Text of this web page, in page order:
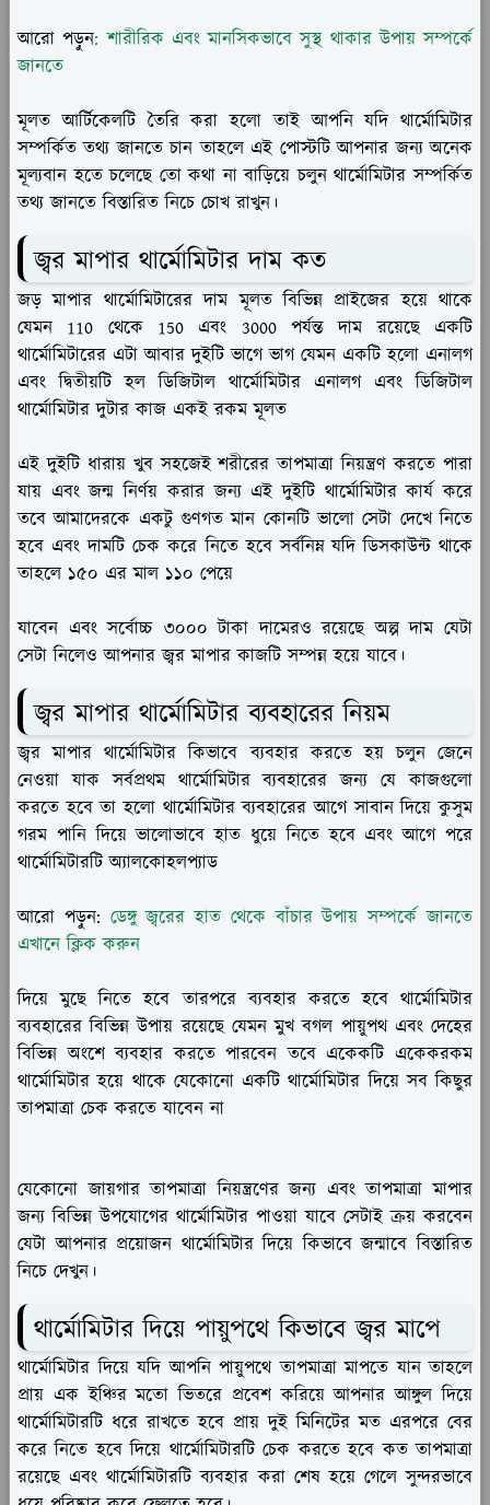
আরো পড়ুন: শারীরিক এবং মানসিকভাবে সুস্থ থাকার উপায় সম্পর্কে
জানতে
মূলত আর্টিকেলটি তৈরি করা হলো তাই আপনি যদি থার্মোমিটার
সম্পর্কিত তথ্য জানতে চান তাহলে এই পোস্টটি আপনার জন্য অনেক
মূল্যবান হতে চলেছে তো কথা না বাড়িয়ে চলুন থার্মোমিটার সম্পর্কিত
তথ্য জানতে বিস্তারিত নিচে চোখ রাখুন।
জ্বর মাপার থার্মোমিটার দাম কত
জড় মাপার থার্মোমিটারের দাম মূলত বিভিন্ন প্রাইজের হয়ে থাকে
যেমন 110 থেকে 150 এবং 3000 পর্যন্ত দাম রয়েছে একটি
থার্মোমিটারের এটা আবার দুইটি ভাগে ভাগ যেমন একটি হলো এনালগ
এবং দ্বিতীয়টি হল ডিজিটাল থার্মোমিটার এনালগ এবং ডিজিটাল
থার্মোমিটার দুটার কাজ একই রকম মূলত
এই দুইটি ধারায় খুব সহজেই শরীরের তাপমাত্রা নিয়ন্ত্রণ করতে পারা
যায় এবং জন্ম নির্ণয় করার জন্য এই দুইটি থার্মোমিটার কার্য করে
তবে আমাদেরকে একটু গুণগত মান কোনটি ভালো সেটা দেখে নিতে
হবে এবং দামটি চেক করে নিতে হবে সর্বনিম্ন যদি ডিসকাউন্ট থাকে
তাহলে ১৫০ এর মাল ১১০ পেয়ে
যাবেন এবং সর্বোচ্চ ৩০০০ টাকা দামেরও রয়েছে অল্প দাম যেটা
সেটা নিলেও আপনার জ্বর মাপার কাজটি সম্পন্ন হয়ে যাবে।
জ্বর মাপার থার্মোমিটার ব্যবহারের নিয়ম
জ্বর মাপার থার্মোমিটার কিভাবে ব্যবহার করতে হয় চলুন জেনে
নেওয়া যাক সর্বপ্রথম থার্মোমিটার ব্যবহারের জন্য যে কাজগুলো
করতে হবে তা হলো থার্মোমিটার ব্যবহারের আগে সাবান দিয়ে কুসুম
গরম পানি দিয়ে ভালোভাবে হাত ধুয়ে নিতে হবে এবং আগে পরে
থার্মোমিটারটি অ্যালকোহলপ্যাড
আরো পড়ুন: ডেঙ্গু জ্বরের হাত থেকে বাঁচার উপায় সম্পর্কে জানতে
এখানে ক্লিক করুন
দিয়ে মুছে নিতে হবে তারপরে ব্যবহার করতে হবে থার্মোমিটার
ব্যবহারের বিভিন্ন উপায় রয়েছে যেমন মুখ বগল পায়ুপথ এবং দেহের
বিভিন্ন অংশে ব্যবহার করতে পারবেন তবে একেকটি একেকরকম
থার্মোমিটার হয়ে থাকে যেকোনো একটি থার্মোমিটার দিয়ে সব কিছুর
তাপমাত্রা চেক করতে যাবেন না
যেকোনো জায়গার তাপমাত্রা নিয়ন্ত্রণের জন্য এবং তাপমাত্রা মাপার
জন্য বিভিন্ন উপযোগের থার্মোমিটার পাওয়া যাবে সেটাই ক্রয় করবেন
যেটা আপনার প্রয়োজন থার্মোমিটার দিয়ে কিভাবে জন্মাবে বিস্তারিত
নিচে দেখুন।
থার্মোমিটার দিয়ে পায়ুপথে কিভাবে জ্বর মাপে
থার্মোমিটার দিয়ে যদি আপনি পায়ুপথে তাপমাত্রা মাপতে যান তাহলে
প্রায় এক ইঞ্চির মতো ভিতরে প্রবেশ করিয়ে আপনার আঙ্গুল দিয়ে
থার্মোমিটারটি ধরে রাখতে হবে প্রায় দুই মিনিটের মত এরপরে বের
করে নিতে হবে দিয়ে থার্মোমিটারটি চেক করতে হবে কত তাপমাত্রা
রয়েছে এবং থার্মোমিটারটি ব্যবহার করা শেষ হয়ে গেলে সুন্দরভাবে